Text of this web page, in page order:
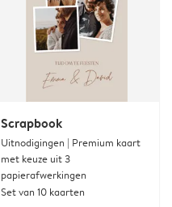
Scrapbook
Uitnodigingen | Premium kaart
met keuze uit 3
papierafwerkingen
Set van 10 kaarten